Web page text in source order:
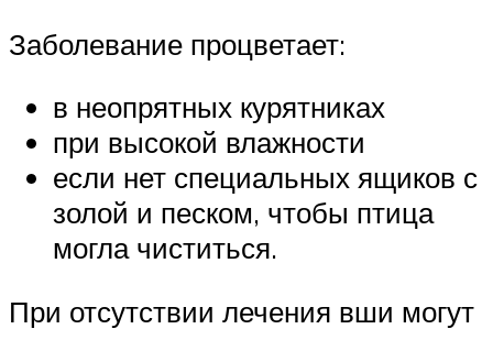
Заболевание процветает:
в неопрятных курятниках
при высокой влажности
если нет специальных ящиков с
золой и песком, чтобы птица
могла чиститься.
При отсутствии лечения вши могут